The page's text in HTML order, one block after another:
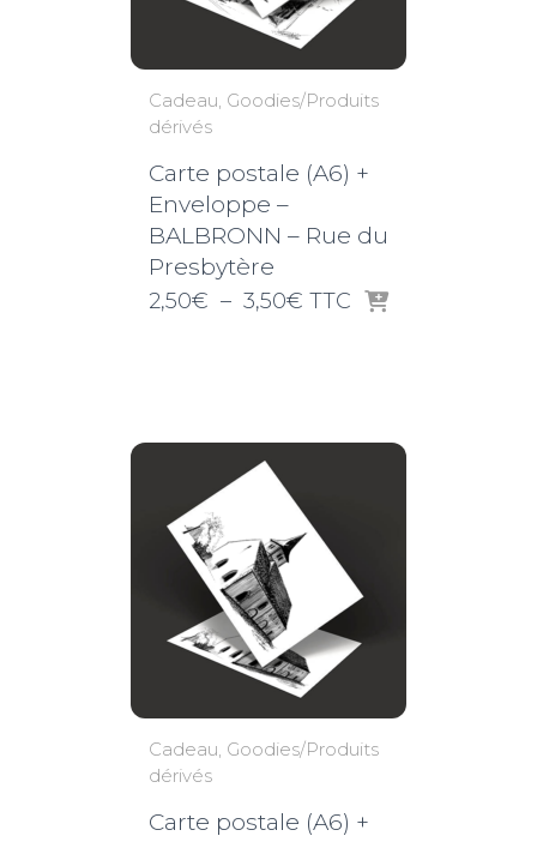
Cadeau Goodies/Produits
dérivés
Carte postale (A6) +
Enveloppe –
BALBRONN – Rue du
Presbytère
2,50€ – 3,50€ Plage
TTC
Cadeau Goodies/Produits
dérivés
Carte postale (A6) +